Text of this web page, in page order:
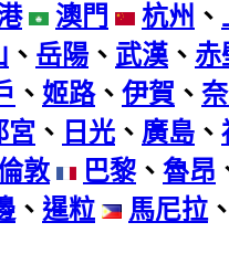
澳門 杭州 、
、 岳陽 、 武漢 、 赤
、 姬路、 伊賀 、
宮 、 日光 、 廣島 、
敦 巴黎、 魯昂
、 暹粒 馬尼拉 、